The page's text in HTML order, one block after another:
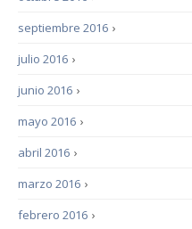
›
septiembre 2016
›
julio 2016
›
junio 2016
›
mayo 2016
›
abril 2016
›
marzo 2016
›
febrero 2016